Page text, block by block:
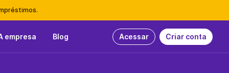
empresa Blog Acessar Criar conta